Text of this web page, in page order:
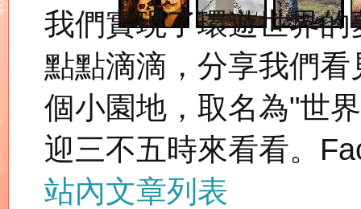
我們實現了環遊世界
點點滴滴，分享我們
個小園地，取名為"世
迎三不五時來看看。
站內文章列表